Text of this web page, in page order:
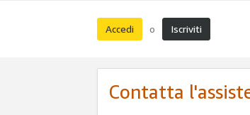
Accedi o Iscriviti
Contatta